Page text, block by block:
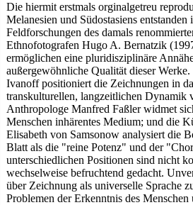
Die hiermit erstmals orginalgetreu
Melanesien und Südostasiens
Feldforschungen des damals
Ethnofotografen Hugo A. Bernatzik
ermöglichen eine pluridisziplinäre
außergewöhnliche Qualität dieser
Ivanoff positioniert die Zeichnungen in
transkulturellen, langzeitlichen Dynamik
Anthropologe Manfred Faßler widmet
Menschen inhärentes Medium; und die
Elisabeth von Samsonow analysiert die
Blatt als die "reine Potenz" und der
unterschiedlichen Positionen sind nicht
wechselweise befruchtend gedacht.
über Zeichnung als universelle Sprache
Problemen der Erkenntnis des Menschen